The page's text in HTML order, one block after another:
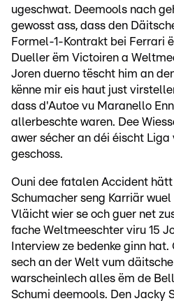
ugeschwat. Deemools nach
gewosst ass, dass den
Formel-1-Kontrakt bei Ferrari
Dueller ëm Victoiren a
Joren duerno tëscht him an
kënne mir eis haut just
dass d'Autoe vu Maranello
allerbeschte waren. Dee
awer sécher an déi éischt
geschoss.
Ouni dee fatalen Accident
Schumacher seng Karriär
Vläicht wier se och guer net
fache Weltmeeschter viru 15
Interview ze bedenke ginn
sech an der Welt vum
warscheinlech alles ëm de
Schumi deemools. Den Jacky